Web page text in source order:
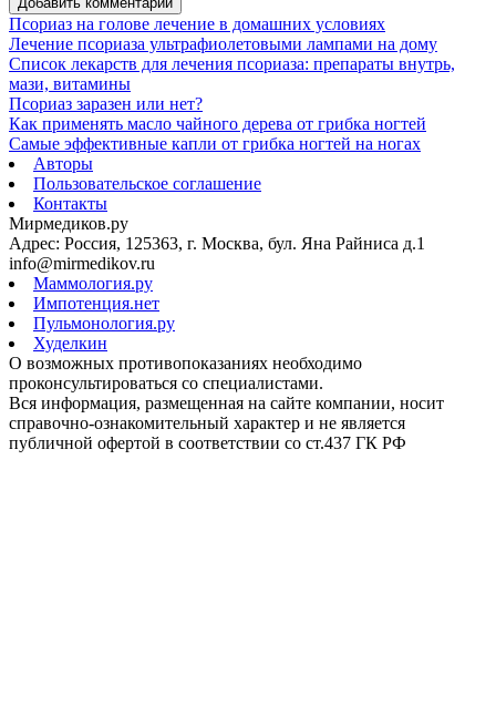
Псориаз на голове лечение в домашних условиях
Лечение псориаза ультрафиолетовыми лампами на дому
Список лекарств для лечения псориаза: препараты внутрь,
мази, витамины
Псориаз заразен или нет?
Как применять масло чайного дерева от грибка ногтей
Самые эффективные капли от грибка ногтей на ногах
Авторы
Пользовательское соглашение
Контакты
Мирмедиков.ру
Адрес: Россия, 125363, г. Москва, бул. Яна Райниса д.1
info@mirmedikov.ru
Маммология.ру
Импотенция.нет
Пульмонология.ру
Худелкин
О возможных противопоказаниях необходимо
проконсультироваться со специалистами.
Вся информация, размещенная на сайте компании, носит
справочно-ознакомительный характер и не является
публичной офертой в соответствии со ст.437 ГК РФ